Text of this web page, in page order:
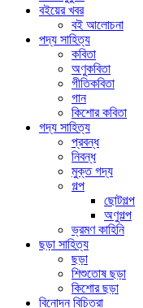
বইয়ের খবর
বই আলোচনা
পদ্য সাহিত্য
কবিতা
অণুকবিতা
গীতিকবিতা
গান
কিশোর কবিতা
গদ্য সাহিত্য
প্রবন্ধ
নিবন্ধ
মুক্ত গদ্য
গল্প
ছোটগল্প
অণুগল্প
ভ্রমণ কাহিনি
ছড়া সাহিত্য
ছড়া
শিশুতোষ ছড়া
কিশোর ছড়া
বিনোদন বিচিত্রা